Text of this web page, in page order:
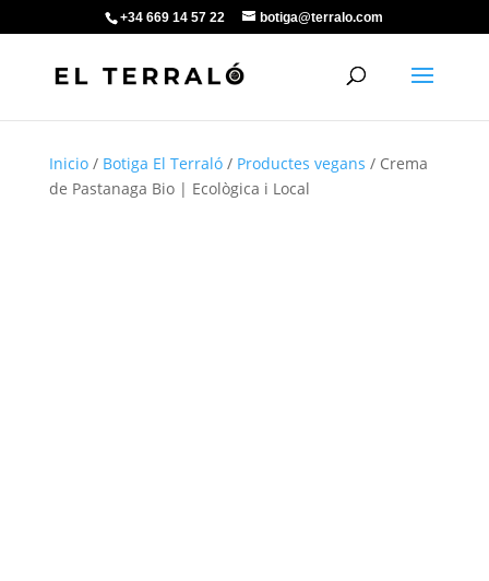
+34 669 14 57 22 botiga@terralo.com
Inicio/ Botiga El Terraló/ Productes vegans / Crema
de Pastanaga Bio | Ecològica i Local